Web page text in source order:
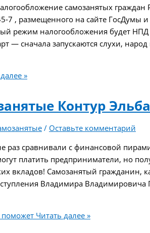
самозанятых
7 , размещенного на сайте ГосДумы
режим налогообложения будет НПД
— сначала запускаются слухи,
»
Контур
/ Оставьте комментарий
раз сравнивали с финансовой
платить предприниматели, но
вкладов! Самозанятый гражданин,
Владимира Владимировича
поможет Читать далее »